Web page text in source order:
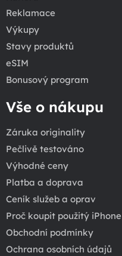
Reklamace
Výkupy
Stavy produktů
eSIM
Bonusový program
Vše o nákupu
Záruka originality
Pečlivě testováno
Výhodné ceny
Platba a doprava
Ceník služeb a oprav
Proč koupit použitý iPhone
Obchodní podmínky
Ochrana osobních údajů